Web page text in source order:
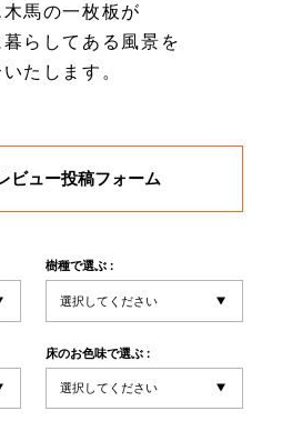
馬の一枚板が
らしてある風景を
たします。
ビュー投稿フォーム
樹種で選ぶ :
床のお色味で選ぶ :